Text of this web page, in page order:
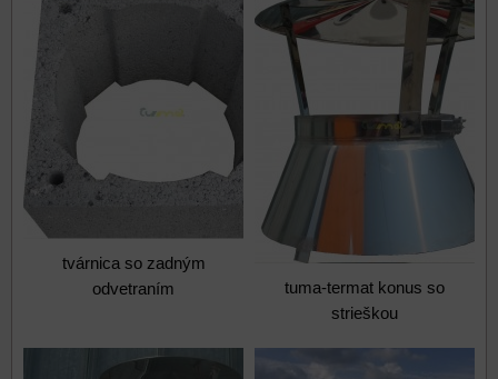
tvárnica so zadným
odvetraním
tuma-termat konus so
strieškou